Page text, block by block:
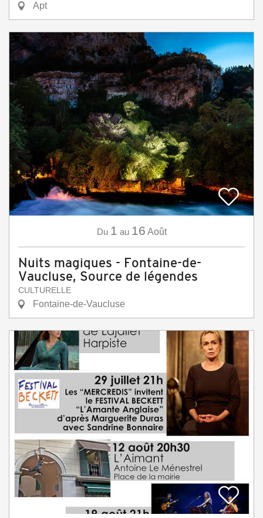
Apt
Du 1 au 16 Août
Nuits magiques - Fontaine-de-
Vaucluse, Source de légendes
CULTURELLE
Fontaine-de-Vaucluse